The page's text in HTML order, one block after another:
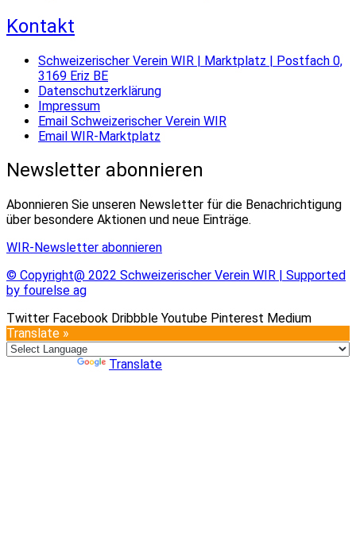
Kontakt
Schweizerischer Verein WIR | Marktplatz | Postfach 0,
3169 Eriz BE
Datenschutzerklärung
Impressum
Email Schweizerischer Verein WIR
Email WIR-Marktplatz
Newsletter abonnieren
Abonnieren Sie unseren Newsletter für die Benachrichtigung
über besondere Aktionen und neue Einträge.
WIR-Newsletter abonnieren
© Copyright@ 2022 Schweizerischer Verein WIR | Supported
by fourelse ag
Twitter Facebook Dribbble Youtube Pinterest Medium
Translate »
Translate